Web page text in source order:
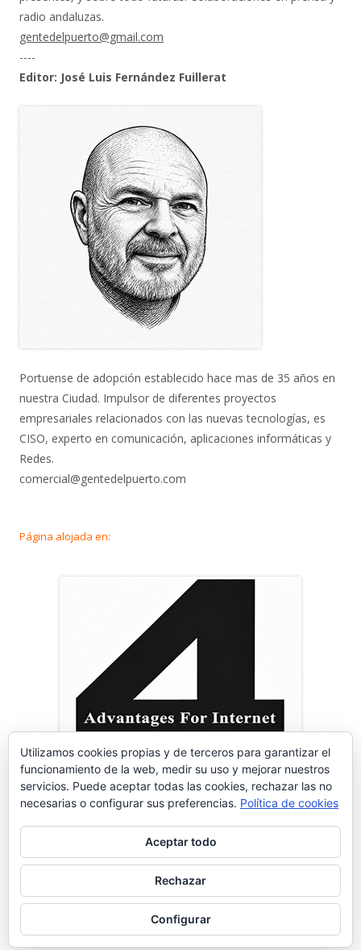
radio andaluzas.
gentedelpuerto@gmail.com
----
Editor: José Luis Fernández Fuillerat
Portuense de adopción establecido hace mas de 35 años en
nuestra Ciudad. Impulsor de diferentes proyectos
empresariales relacionados con las nuevas tecnologías, es
CISO, experto en comunicación, aplicaciones informáticas y
Redes.
comercial@gentedelpuerto.com
Página alojada en:
del
Footer
Política de Privacidad
•UsandoTiny Framework • Acceder
Utilizamos cookies propias y de terceros para garantizar el
funcionamiento de la web, medir su uso y mejorar nuestros
servicios. Puede aceptar todas las cookies, rechazar las no
necesarias o configurar sus preferencias. Política de cookies
Aceptar todo
Rechazar
Configurar